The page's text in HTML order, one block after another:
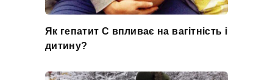
Як гепатит С впливає на вагітність і
дитину?